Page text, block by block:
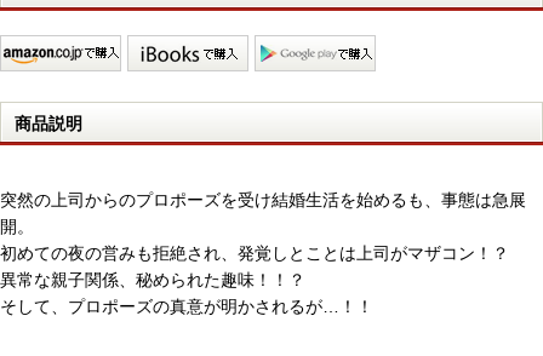
商品説明
突然の上司からのプロポーズを受け結婚生活を始めるも、事態は急展
開。
初めての夜の営みも拒絶され、発覚しとことは上司がマザコン！？
異常な親子関係、秘められた趣味！！？
そして、プロポーズの真意が明かされるが…！！